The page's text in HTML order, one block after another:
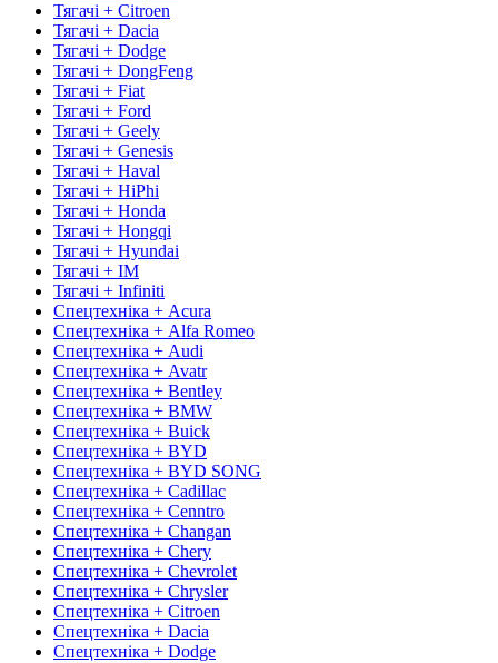
Тягачі + Citroen
Тягачі + Dacia
Тягачі + Dodge
Тягачі + DongFeng
Тягачі + Fiat
Тягачі + Ford
Тягачі + Geely
Тягачі + Genesis
Тягачі + Haval
Тягачі + HiPhi
Тягачі + Honda
Тягачі + Hongqi
Тягачі + Hyundai
Тягачі + IM
Тягачі + Infiniti
Спецтехніка + Acura
Спецтехніка + Alfa Romeo
Спецтехніка + Audi
Спецтехніка + Avatr
Спецтехніка + Bentley
Спецтехніка + BMW
Спецтехніка + Buick
Спецтехніка + BYD
Спецтехніка + BYD SONG
Спецтехніка + Cadillac
Спецтехніка + Cenntro
Спецтехніка + Changan
Спецтехніка + Chery
Спецтехніка + Chevrolet
Спецтехніка + Chrysler
Спецтехніка + Citroen
Спецтехніка + Dacia
Спецтехніка + Dodge